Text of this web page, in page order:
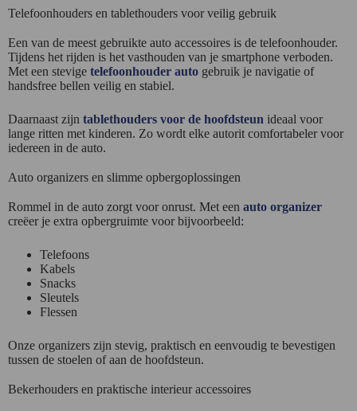
Telefoonhouders en tablethouders voor veilig gebruik
Een van de meest gebruikte auto accessoires is de telefoonhouder.
Tijdens het rijden is het vasthouden van je smartphone verboden.
Met een stevige telefoonhouder auto gebruik je navigatie of
handsfree bellen veilig en stabiel.
Daarnaast zijn tablethouders voor de hoofdsteun ideaal voor
lange ritten met kinderen. Zo wordt elke autorit comfortabeler voor
iedereen in de auto.
Auto organizers en slimme opbergoplossingen
Rommel in de auto zorgt voor onrust. Met een auto organizer
creëer je extra opbergruimte voor bijvoorbeeld:
Telefoons
Kabels
Snacks
Sleutels
Flessen
Onze organizers zijn stevig, praktisch en eenvoudig te bevestigen
tussen de stoelen of aan de hoofdsteun.
Bekerhouders en praktische interieur accessoires